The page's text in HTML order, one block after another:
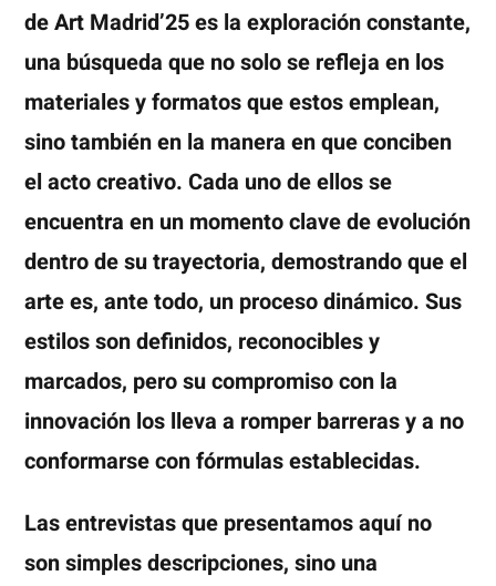
de Art Madrid’25 es la exploración constante,
una búsqueda que no solo se refleja en los
materiales y formatos que estos emplean,
sino también en la manera en que conciben
el acto creativo. Cada uno de ellos se
encuentra en un momento clave de evolución
dentro de su trayectoria, demostrando que el
arte es, ante todo, un proceso dinámico. Sus
estilos son definidos, reconocibles y
marcados, pero su compromiso con la
innovación los lleva a romper barreras y a no
conformarse con fórmulas establecidas.
Las entrevistas que presentamos aquí no
son simples descripciones, sino una